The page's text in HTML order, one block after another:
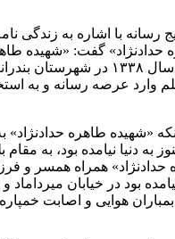
با اشاره به زندگی
گفت: «شهیده
چهارم فروردین ماه سال ۱۳۳۸ در
وارد عرصه رسانه و به
«شهیده طاهره
به دنیا نیامده بود، به مقام
حدادنژاد» همراه همسر و
بود در خیابان
بمباران هوایی و اصابت